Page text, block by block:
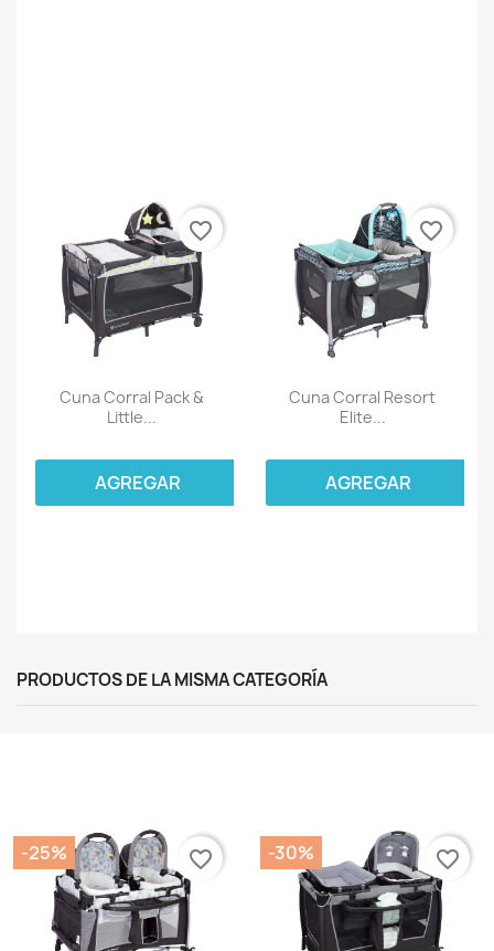
Cuna Corral Pack &
Little...
AGREGAR
favorite_border
Cuna Corral Resort
Elite...
AGREGAR
favorite_border
PRODUCTOS DE LA MISMA CATEGORÍA
-25% favorite_border -30% favorite_border